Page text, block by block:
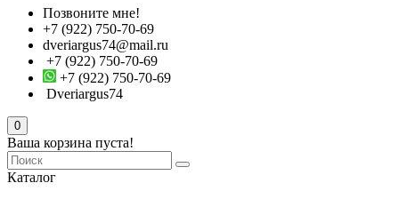
Позвоните мне!
+7 (922) 750-70-69
dveriargus74@mail.ru
+7 (922) 750-70-69
+7 (922) 750-70-69
Dveriargus74
0
Ваша корзина пуста!
Каталог